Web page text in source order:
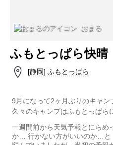
おまる
ふもとっぱら快晴
[静岡] ふもとっぱら
9月になって2ヶ月ぶりのキャン
久々のキャンプはふもとっぱら
一週間前から天気予報とにらめ
か… 行かない方がいいのか…と